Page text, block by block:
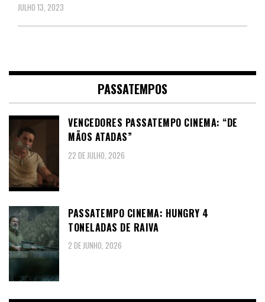
JULHO 13, 2023
PASSATEMPOS
VENCEDORES PASSATEMPO CINEMA: “DE
MÃOS ATADAS”
22 DE JULHO, 2026
PASSATEMPO CINEMA: HUNGRY 4
TONELADAS DE RAIVA
2 DE JUNHO, 2026